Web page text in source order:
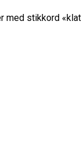
med stikkord